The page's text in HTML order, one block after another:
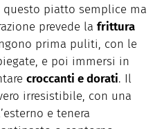
questo piatto semplice ma
prevede la frittura
prima puliti, con le
e poi immersi in
croccanti e dorati. Il
irresistibile, con una
e tenera